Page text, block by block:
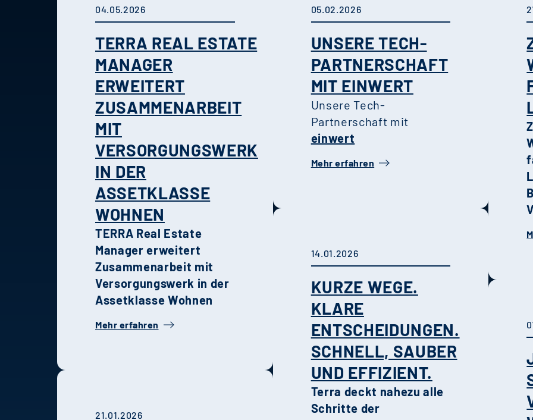
04.05.2026
TERRA REAL ESTATE
MANAGER
ERWEITERT
ZUSAMMENARBEIT
MIT
VERSORGUNGSWERK
IN DER
ASSETKLASSE
WOHNEN
TERRA Real Estate
Manager erweitert
Zusammenarbeit mit
Versorgungswerk in der
Assetklasse Wohnen
Mehr erfahren
21.01.2026
05.02.2026
UNSERE TECH-
PARTNERSCHAFT
MIT EINWERT
Unsere Tech-
Partnerschaft mit
einwert
Mehr erfahren
14.01.2026
KURZE WEGE.
KLARE
ENTSCHEIDUNGEN.
SCHNELL, SAUBER
UND EFFIZIENT.
Terra deckt nahezu alle
Schritte der